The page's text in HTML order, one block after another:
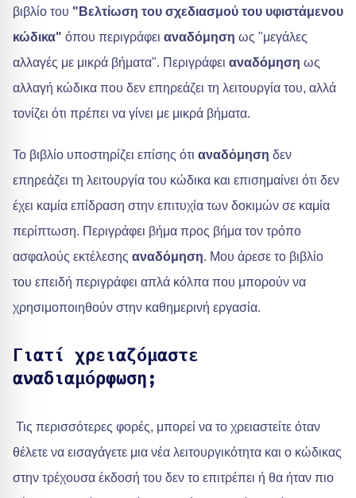
βιβλίο του "Βελτίωση του σχεδιασμού του υφιστάμενου
κώδικα" όπου περιγράφει αναδόμηση ως "μεγάλες
αλλαγές με μικρά βήματα". Περιγράφει αναδόμηση ως
αλλαγή κώδικα που δεν επηρεάζει τη λειτουργία του, αλλά
τονίζει ότι πρέπει να γίνει με μικρά βήματα.
Το βιβλίο υποστηρίζει επίσης ότι αναδόμηση δεν
επηρεάζει τη λειτουργία του κώδικα και επισημαίνει ότι δεν
έχει καμία επίδραση στην επιτυχία των δοκιμών σε καμία
περίπτωση. Περιγράφει βήμα προς βήμα τον τρόπο
ασφαλούς εκτέλεσης αναδόμηση. Μου άρεσε το βιβλίο
του επειδή περιγράφει απλά κόλπα που μπορούν να
χρησιμοποιηθούν στην καθημερινή εργασία.
Γιατί χρειαζόμαστε
αναδιαμόρφωση;
Τις περισσότερες φορές, μπορεί να το χρειαστείτε όταν
θέλετε να εισαγάγετε μια νέα λειτουργικότητα και ο κώδικας
στην τρέχουσα έκδοσή του δεν το επιτρέπει ή θα ήταν πιο